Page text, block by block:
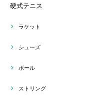
硬式テニス
ラケット
シューズ
ボール
ストリング